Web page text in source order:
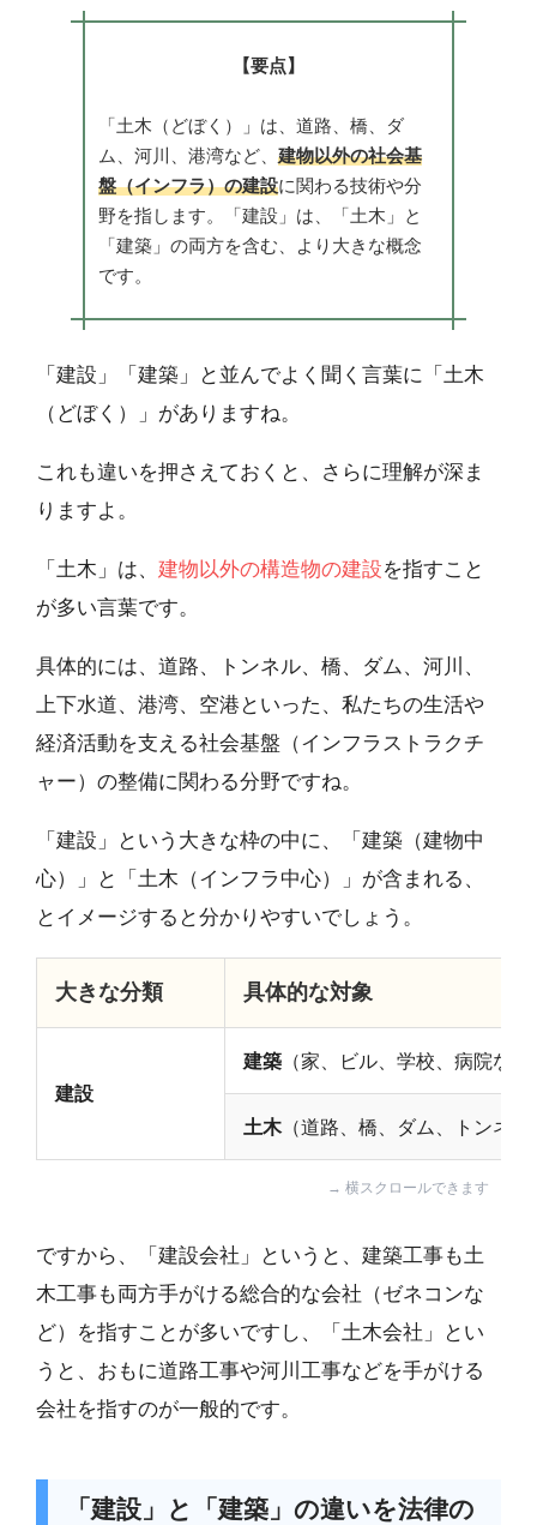
【要点】
「土木（どぼく）」は、道路、橋、ダ
ム、河川、港湾など、 建物以外の社会基
盤（インフラ）の建設に関わる技術や分
野を指します。「建設」は、「土木」と
「建築」の両方を含む、より大きな概念
です。
「建設」「建築」と並んでよく聞く言葉に「土木
（どぼく）」がありますね。
これも違いを押さえておくと、さらに理解が深ま
りますよ。
「土木」は、 建物以外の構造物の建設を指すこと
が多い言葉です。
具体的には、道路、トンネル、橋、ダム、河川、
上下水道、港湾、空港といった、私たちの生活や
経済活動を支える社会基盤（インフラストラクチ
ャー）の整備に関わる分野ですね。
「建設」という大きな枠の中に、「建築（建物中
心）」と「土木（インフラ中心）」が含まれる、
とイメージすると分かりやすいでしょう。
大きな分類 具体的な対象
建設
建築 （家、ビル、学校、病院など
土木（道路、橋、ダム、トンネ
ですから、「建設会社」というと、建築工事も土
木工事も両方手がける総合的な会社（ゼネコンな
ど）を指すことが多いですし、「土木会社」とい
うと、おもに道路工事や河川工事などを手がける
会社を指すのが一般的です。
「建設」と「建築」の違いを法律の